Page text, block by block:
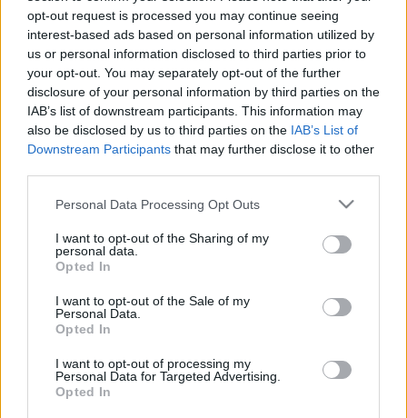
opt-out request is processed you may continue seeing
interest-based ads based on personal information utilized by
us or personal information disclosed to third parties prior to
your opt-out. You may separately opt-out of the further
disclosure of your personal information by third parties on the
IAB’s list of downstream participants. This information may
also be disclosed by us to third parties on the IAB’s List of
Downstream Participants that may further disclose it to other
Please note that this website/app uses one or more Google
not limited to your visit or usage behaviour. You may click to
grant or deny consent to Google and its third-party tags to
use your data for below specified purposes in below Google
consent section.
Personal Data Processing Opt Outs
I want to opt-out of the Sharing of my
personal data.
Opted In
I want to opt-out of the Sale of my
Personal Data.
Opted In
I want to opt-out of processing my
Personal Data for Targeted Advertising.
Opted In
Soundgarden Rusty Cage-videójának részleteit,
amelyben overallos gyilkos helyett Mario fut felénk
fenyegetően, vécépumpával a kezében. Vagy ott van
Pearl Jam Jeremy-je, amelyben hiába cserélték ki a
vokálokat kőkorszaki szintire,Eddie Vedder
látszólag így is borzasztóan beleéli magát az
előadásba. Nagyon jól összerakott mashup ez, még
több zenekar szereplésével és olyan videojátékokra
való utalásokkal, mint a klasszikus Ninja Gaiden, a
Donkey Kong és a Metroid. Felismered az összes
megy, a videó alatt a segítség.